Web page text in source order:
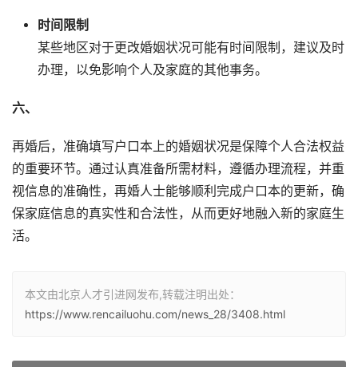
时间限制
某些地区对于更改婚姻状况可能有时间限制，建议及时
办理，以免影响个人及家庭的其他事务。
六、
再婚后，准确填写户口本上的婚姻状况是保障个人合法权益
的重要环节。通过认真准备所需材料，遵循办理流程，并重
视信息的准确性，再婚人士能够顺利完成户口本的更新，确
保家庭信息的真实性和合法性，从而更好地融入新的家庭生
活。
本文由北京人才引进网发布,转载注明出处：
https://www.rencailuohu.com/news_28/3408.html